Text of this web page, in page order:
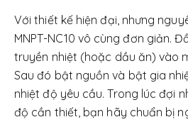
Với thiết kế hiện đại, nhưng
MNPT-NC10 vô cùng đơn giản.
truyền nhiệt (hoặc dầu ăn) vào
Sau đó bật nguồn và bật gia
nhiệt độ yêu cầu. Trong lúc đợi
độ cần thiết, bạn hãy chuẩn bị